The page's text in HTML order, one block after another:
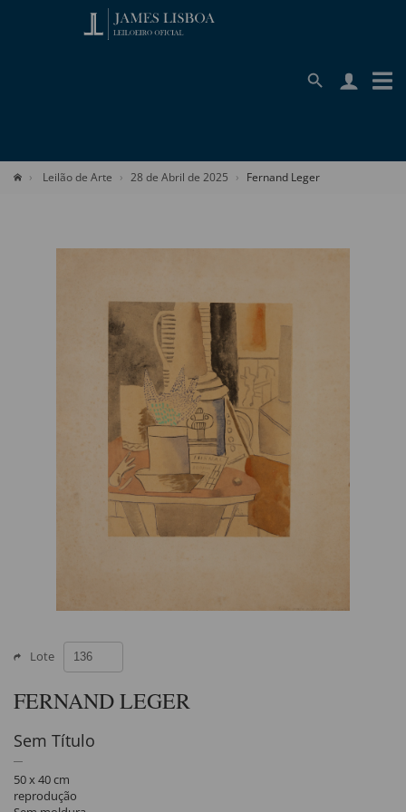
Leilão de Arte 28 de Abril de 2025 Fernand Leger
Lote
FERNAND LEGER
Sem Título
50 x 40 cm
reprodução